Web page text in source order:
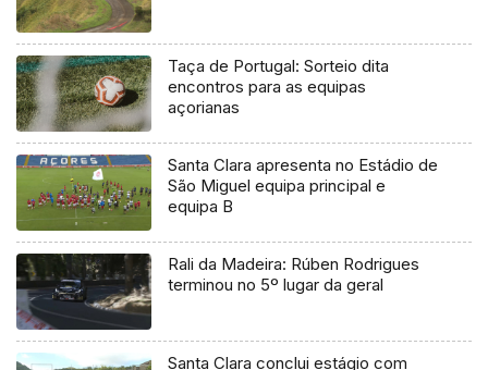
Taça de Portugal: Sorteio dita
encontros para as equipas
açorianas
Santa Clara apresenta no Estádio de
São Miguel equipa principal e
equipa B
Rali da Madeira: Rúben Rodrigues
terminou no 5º lugar da geral
Santa Clara conclui estágio com